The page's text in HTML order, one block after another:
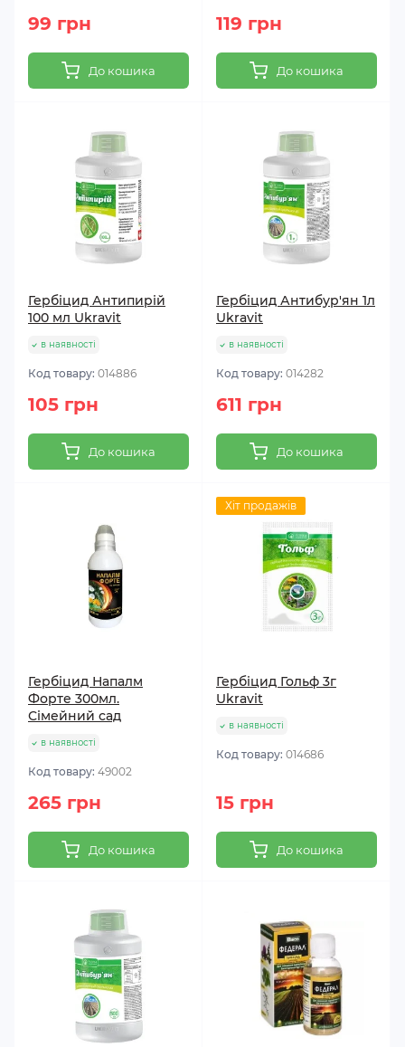
99 грн
До кошика
119 грн
До кошика
Гербіцид Антипирій
100 мл Ukravit
в наявності
Код товару: 014886
105 грн
До кошика
Гербіцид Антибур'ян 1л
Ukravit
в наявності
Код товару: 014282
611 грн
До кошика
Гербіцид Напалм
Форте 300мл.
Сімейний сад
в наявності
Код товару: 49002
265 грн
До кошика
Хіт продажів
Гербіцид Гольф 3г
Ukravit
в наявності
Код товару: 014686
15 грн
До кошика